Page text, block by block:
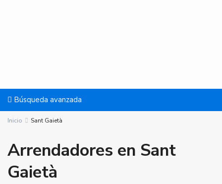
Búsqueda avanzada
Inicio Sant Gaietà
Arrendadores en Sant
Gaietà